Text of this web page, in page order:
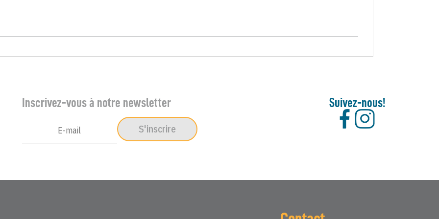
Inscrivez-vous à notre newsletter
S'inscrire
Suivez-nous!